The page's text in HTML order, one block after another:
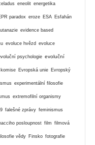
eneolit energetika
paradox eroze ESA Esfahán
evidence based
evoluce hvězd evoluce
psychologie evoluční
Evropská unie Evropský
experimentální filosofie
extremofilní organismy
falešné zprávy feminismus
posloupnost film filmová
vědy Finsko fotografie